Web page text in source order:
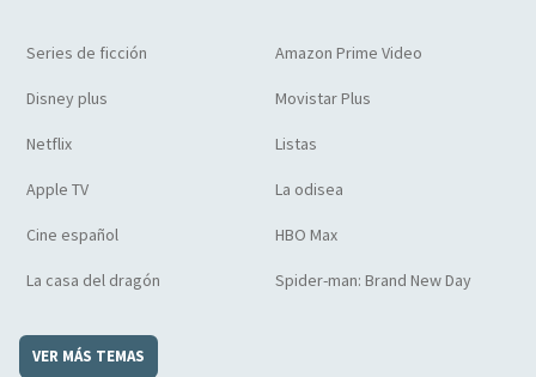
Series de ficción Amazon Prime Video
Disney plus Movistar Plus
Netflix Listas
Apple TV La odisea
Cine español HBO Max
La casa del dragón Spider-man: Brand New Day
VER MÁS TEMAS